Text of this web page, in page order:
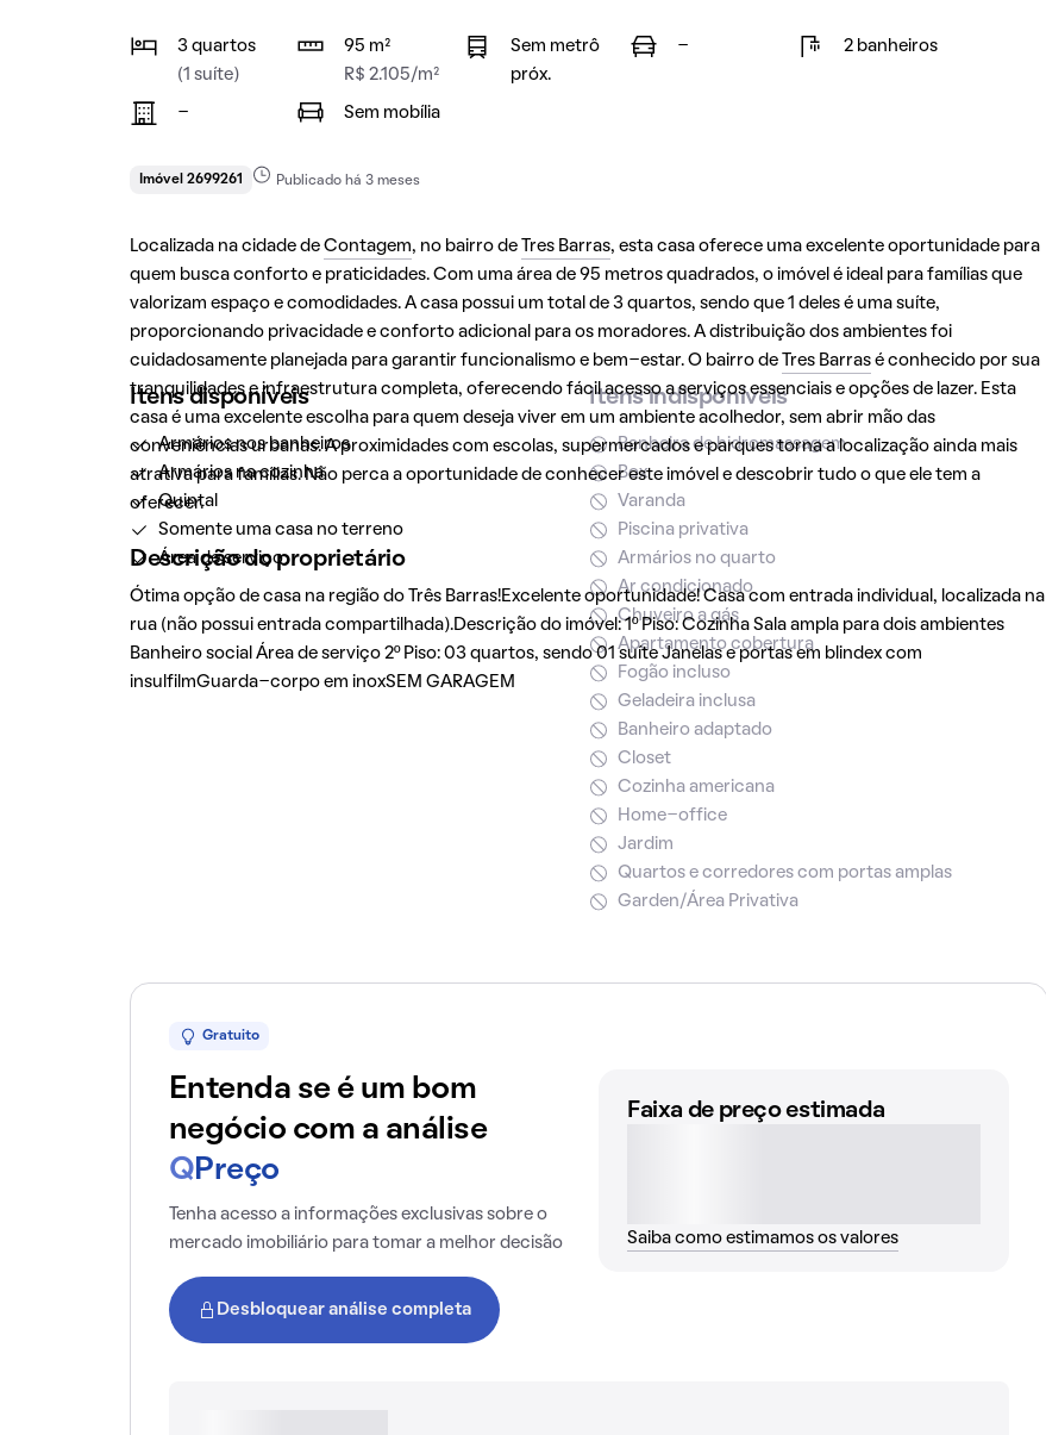
3 quartos
(1 suíte)
95 m²
R$ 2.105/m²
Sem metrô
próx.
- 2 banheiros
- Sem mobília
Imóvel 2699261 Publicado há 3 meses
Localizada na cidade de Contagem, no bairro de Tres Barras, esta casa oferece uma excelente oportunidade para
quem busca conforto e praticidades. Com uma área de 95 metros quadrados, o imóvel é ideal para famílias que
valorizam espaço e comodidades. A casa possui um total de 3 quartos, sendo que 1 deles é uma suíte,
proporcionando privacidade e conforto adicional para os moradores. A distribuição dos ambientes foi
cuidadosamente planejada para garantir funcionalismo e bem-estar. O bairro de
Tres Barrasé conhecido por sua
tranquilidades e infraestrutura completa, oferecendo fácil acesso a serviços essenciais e opções de lazer. Esta
casa é uma excelente escolha para quem deseja viver em um ambiente acolhedor, sem abrir mão das
conveniências urbanas. A proximidades com escolas, supermercados e parques torna a localização ainda mais
atrativa para famílias. Não perca a oportunidade de conhecer este imóvel e descobrir tudo o que ele tem a
oferecer.
Descrição do proprietário
Ótima opção de casa na região do Três Barras!Excelente oportunidade! Casa com entrada individual, localizada na
rua (não possui entrada compartilhada).Descrição do imóvel: 1º Piso: Cozinha Sala ampla para dois ambientes
Banheiro social Área de serviço 2º Piso: 03 quartos, sendo 01 suíte Janelas e portas em blindex com
insulfilmGuarda-corpo em inoxSEM GARAGEM
Itens disponíveis
Armários nos banheiros
Armários na cozinha
Quintal
Somente uma casa no terreno
Área de serviço
Itens indisponíveis
Banheira de hidromassagem
Box
Varanda
Piscina privativa
Armários no quarto
Ar condicionado
Chuveiro a gás
Apartamento cobertura
Fogão incluso
Geladeira inclusa
Banheiro adaptado
Closet
Cozinha americana
Home-office
Jardim
Quartos e corredores com portas amplas
Garden/Área Privativa
Gratuito
Entenda se é um bom
negócio com a análise
Q Preço
Tenha acesso a informações exclusivas sobre o
mercado imobiliário para tomar a melhor decisão
Desbloquear análise completa
Faixa de preço estimada
Saiba como estimamos os valores